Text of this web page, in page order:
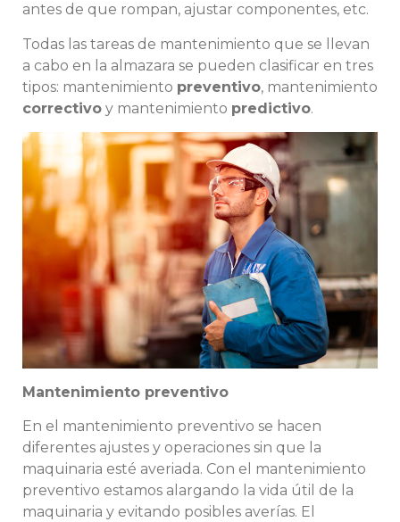
antes de que rompan, ajustar componentes, etc.
Todas las tareas de mantenimiento que se llevan
a cabo en la almazara se pueden clasificar en tres
tipos: mantenimiento preventivo, mantenimiento
correctivo y mantenimiento predictivo.
Mantenimiento preventivo
En el mantenimiento preventivo se hacen
diferentes ajustes y operaciones sin que la
maquinaria esté averiada. Con el mantenimiento
preventivo estamos alargando la vida útil de la
maquinaria y evitando posibles averías. El